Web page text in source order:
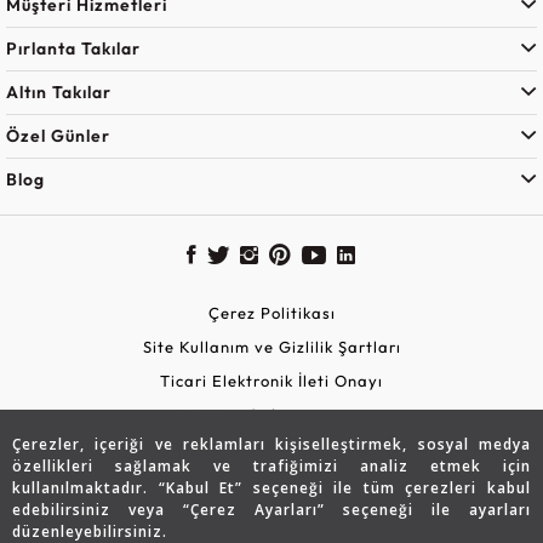
Çerezler, içeriği ve reklamları kişiselleştirmek, sosyal medya
özellikleri sağlamak ve trafiğimizi analiz etmek için
kullanılmaktadır. “Kabul Et” seçeneği ile tüm çerezleri kabul
edebilirsiniz veya “Çerez Ayarları” seçeneği ile ayarları
düzenleyebilirsiniz.
Pırlanta Takılar
Altın Takılar
Özel Günler
Blog
Çerez Politikası
Site Kullanım ve Gizlilik Şartları
Ticari Elektronik İleti Onayı
KVKK Aydınlatma Metni
Güvenli Alışveriş